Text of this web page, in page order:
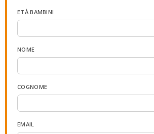
ETÀ BAMBINI
NOME
COGNOME
EMAIL